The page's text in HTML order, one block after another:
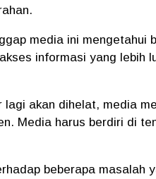
media ini mengetahui
informasi yang lebih
lagi akan dihelat, media
Media harus berdiri di
beberapa masalah